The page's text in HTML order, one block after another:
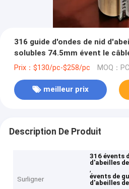
316 guide d'ondes de nid
solubles 74.5mm évent le
de noyau protégeant l'EMC
Prix：$130/pc-$258/pc MOQ：
meilleur prix
Description De Produit
Surligner
316 évents
d'abeilles
,
évents de
d'abeilles